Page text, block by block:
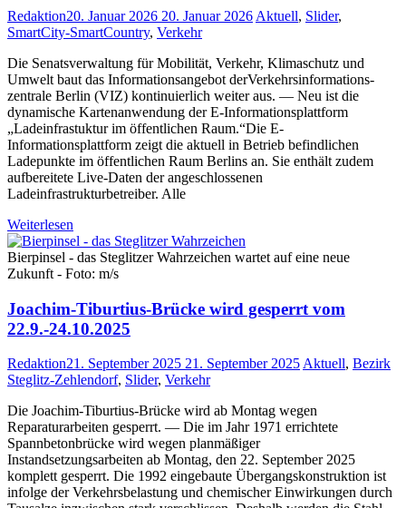
Redaktion20. Januar 2026 20. Januar 2026 Aktuell, Slider,
SmartCity-SmartCountry, Verkehr
Die Senatsverwaltung für Mobilität, Verkehr, Klimaschutz und
Umwelt baut das Informationsangebot derVerkehrs­informations­
zentrale Berlin (VIZ) kontinuierlich weiter aus. — Neu ist die
dynamische Kartenanwendung der E-Informationsplattform
„Ladeinfrastuktur im öffentlichen Raum.“Die E-
Informationsplattform zeigt die aktuell in Betrieb befindlichen
Ladepunkte im öffentlichen Raum Berlins an. Sie enthält zudem
aufbereitete Live-Daten der angeschlossenen
Ladeinfrastrukturbetreiber. Alle
Weiterlesen
Bierpinsel - das Steglitzer Wahrzeichen wartet auf eine neue
Zukunft - Foto: m/s
Joachim-Tiburtius-Brücke wird gesperrt vom
22.9.-24.10.2025
Redaktion21. September 2025 21. September 2025Aktuell, Bezirk
Steglitz-Zehlendorf, Slider, Verkehr
Die Joachim-Tiburtius-Brücke wird ab Montag wegen
Reparaturarbeiten gesperrt. — Die im Jahr 1971 errichtete
Spannbetonbrücke wird wegen planmäßiger
Instandsetzungsarbeiten ab Montag, den 22. September 2025
komplett gesperrt. Die 1992 eingebaute Übergangskonstruktion ist
infolge der Verkehrsbelastung und chemischer Einwirkungen durch